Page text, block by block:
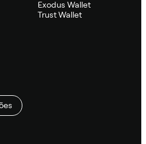
Exodus Wallet
Trust Wallet